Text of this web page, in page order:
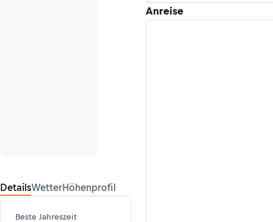
DetailsWetterHöhenprofil
Beste Jahreszeit
Anreise